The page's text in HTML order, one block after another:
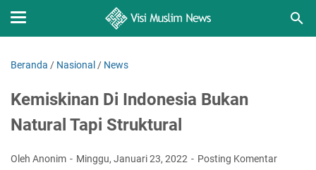
Beranda / Nasional / News
Kemiskinan Di Indonesia Bukan
Natural Tapi Struktural
Oleh Anonim Minggu, Januari 23, 2022 Posting Komentar